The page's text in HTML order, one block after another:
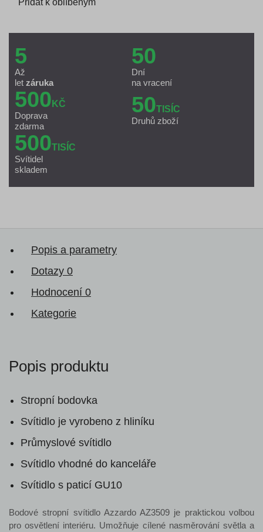
5
Až
let záruka
50
Dní
na vracení
500 KČ
Doprava
zdarma
50TISÍC
Druhů zboží
500TISÍC
Svítidel
skladem
Popis a parametry
Dotazy 0
Hodnocení 0
Kategorie
Popis produktu
Stropní bodovka
Svítidlo je vyrobeno z hliníku
Průmyslové svítidlo
Svítidlo vhodné do kanceláře
Svítidlo s paticí GU10
Bodové stropní svítidlo Azzardo AZ3509 je praktickou volbou
pro osvětlení interiéru. Umožňuje cílené nasměrování světla a